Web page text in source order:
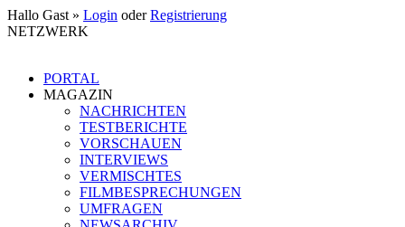
Hallo Gast » Login oderRegistrierung
NETZWERK
PORTAL
MAGAZIN
NACHRICHTEN
TESTBERICHTE
VORSCHAUEN
INTERVIEWS
VERMISCHTES
FILMBESPRECHUNGEN
UMFRAGEN